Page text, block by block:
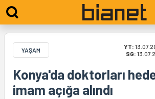
YAŞAM YT:
SG:
Konya'da doktorları
imam açığa alındı